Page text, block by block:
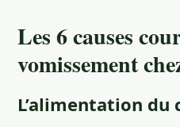
Les 6 causes
vomissement
L’alimentation du